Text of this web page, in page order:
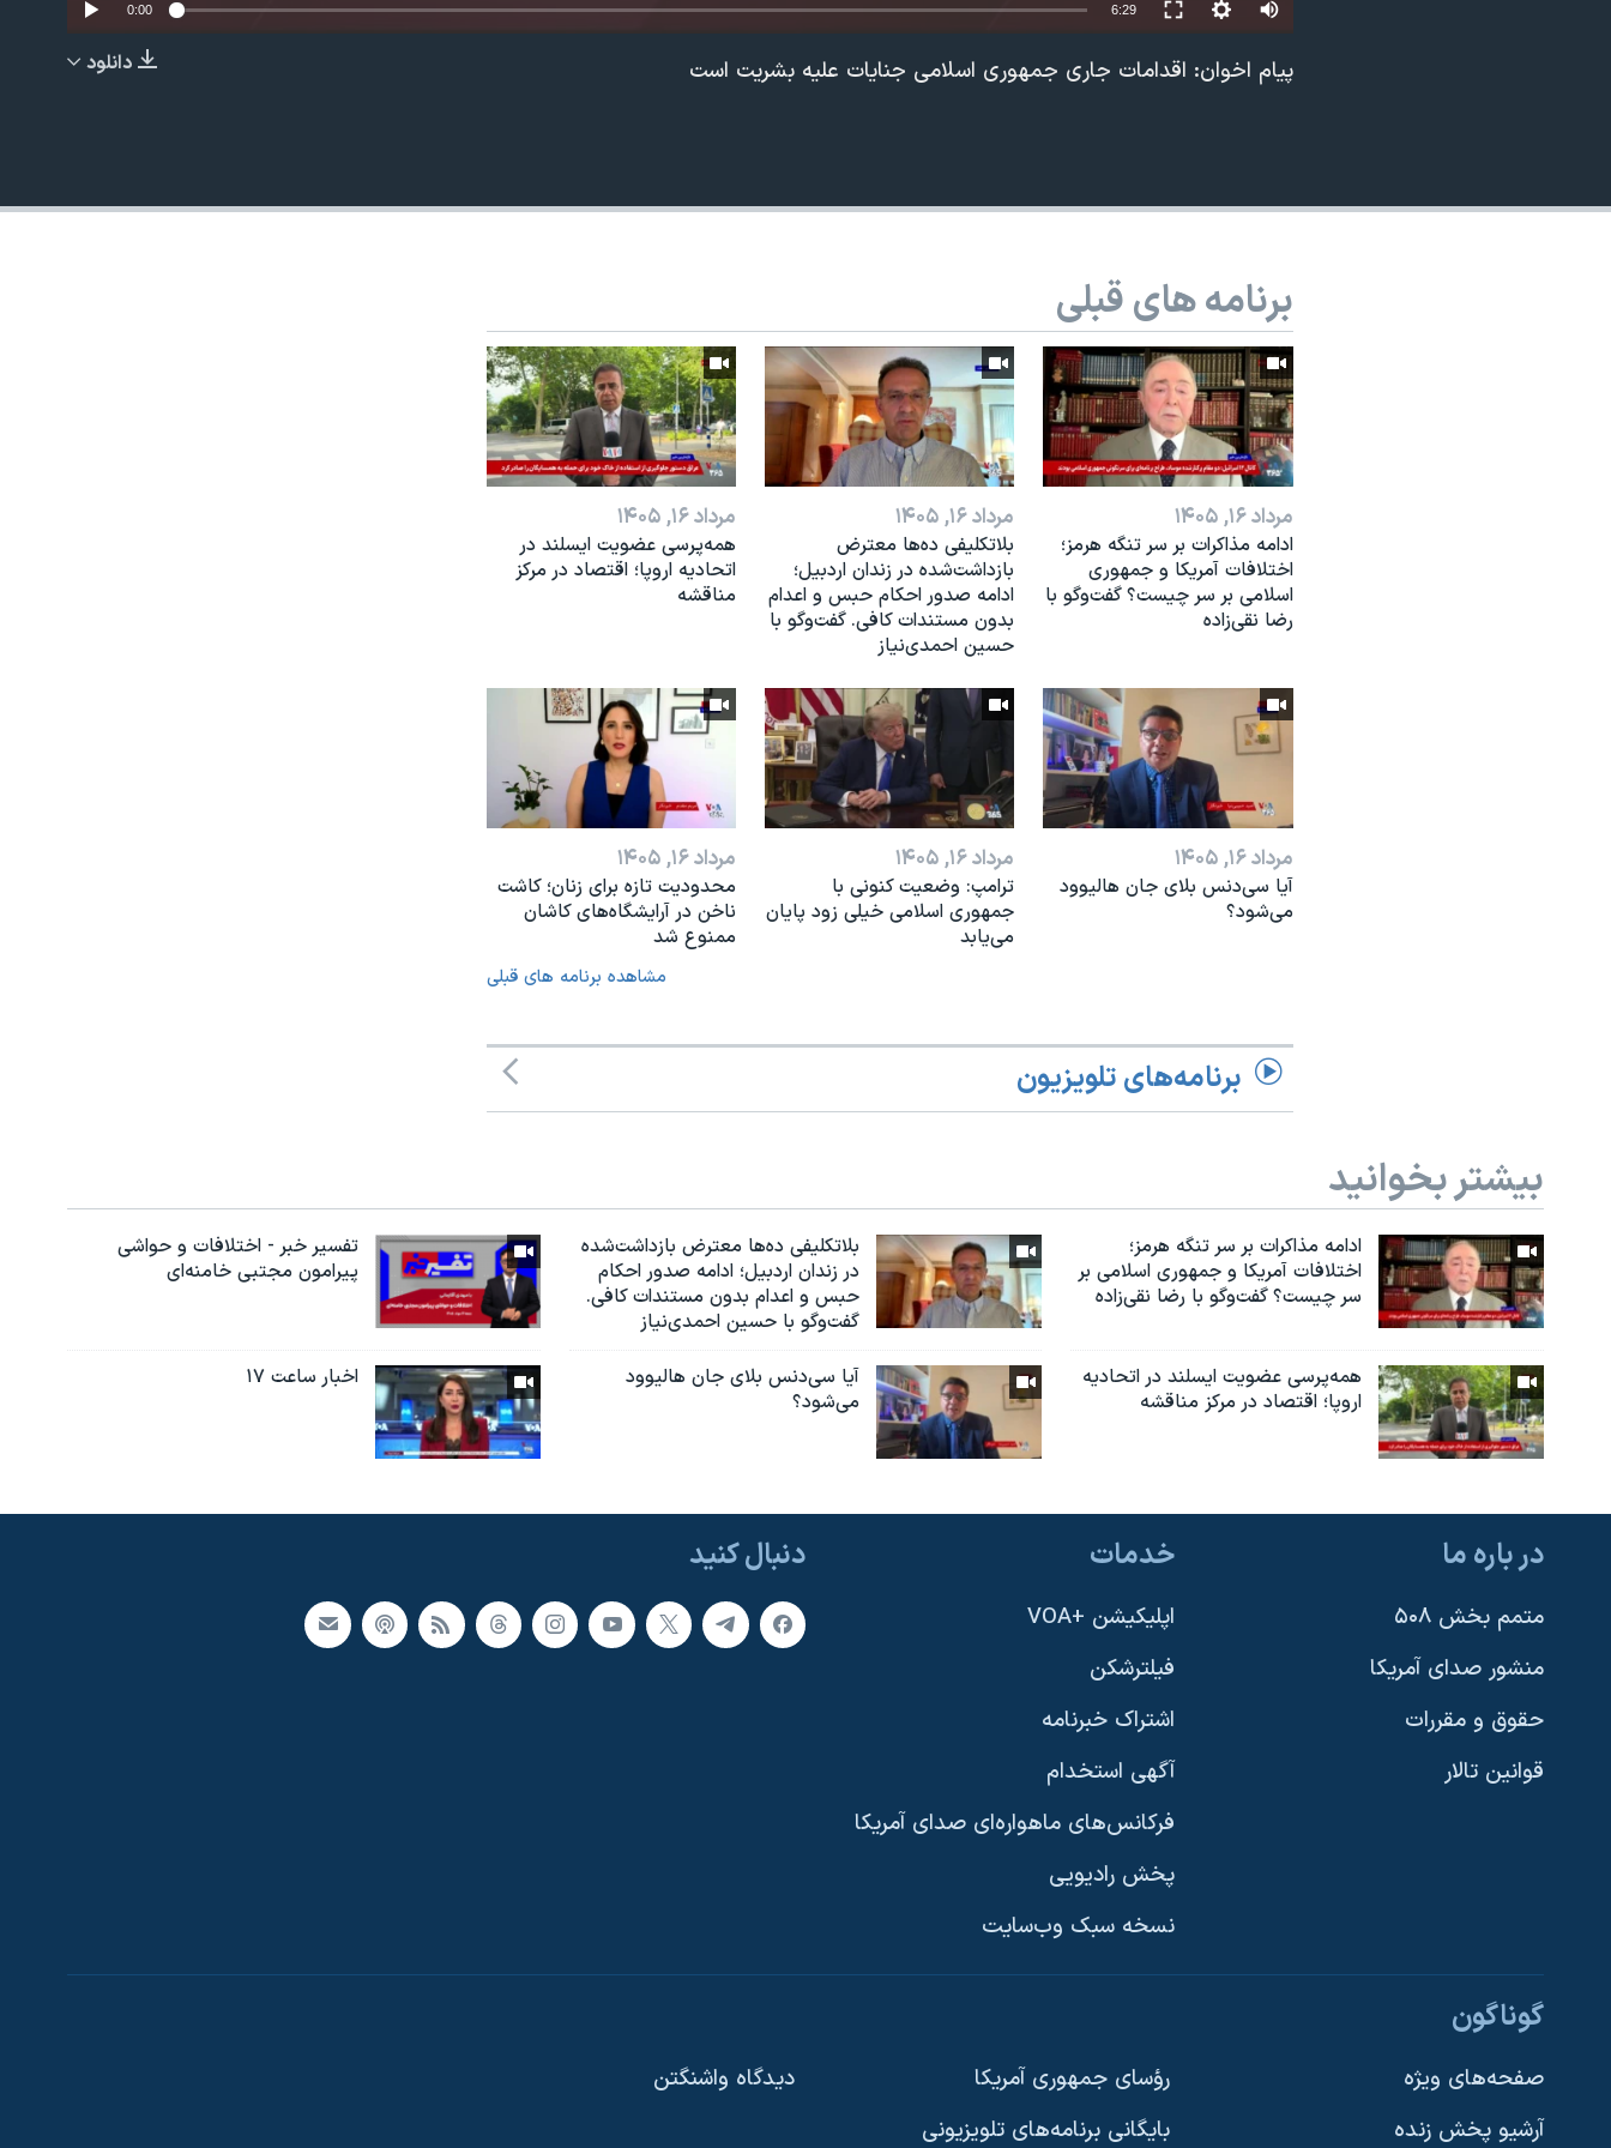
دنبال کنید
EMBED
Auto
240p
360p
720p
1080p
0:00 6:29
دانلود پیام اخوان: اقدامات جاری جمهوری اسلامی جنایات علیه بشریت است
برنامه های قبلی
مرداد ۱۶, ۱۴۰۵
ادامه مذاکرات بر سر تنگه هرمز؛
اختلافات آمریکا و جمهوری
اسلامی بر سر چیست؟ گفت‌وگو با
رضا نقی‌زاده
مرداد ۱۶, ۱۴۰۵
بلاتکلیفی ده‌ها معترض
بازداشت‌شده در زندان اردبیل؛
ادامه صدور احکام حبس و اعدام
بدون مستندات کافی. گفت‌وگو با
حسین احمدی‌نیاز
مرداد ۱۶, ۱۴۰۵
همه‌پرسی عضویت ایسلند در
اتحادیه اروپا؛ اقتصاد در مرکز
مناقشه
مرداد ۱۶, ۱۴۰۵
آیا سی‌دنس بلای جان هالیوود
می‌شود؟
مرداد ۱۶, ۱۴۰۵
ترامپ: وضعیت کنونی با
جمهوری اسلامی خیلی زود پایان
می‌یابد
مرداد ۱۶, ۱۴۰۵
محدودیت تازه برای زنان؛ کاشت
ناخن در آرایشگاه‌های کاشان
ممنوع شد
مشاهده برنامه های قبلی
برنامه‌های تلویزیون
بیشتر بخوانید
ادامه مذاکرات بر سر تنگه هرمز؛
اختلافات آمریکا و جمهوری اسلامی بر
سر چیست؟ گفت‌وگو با رضا نقی‌زاده
بلاتکلیفی ده‌ها معترض بازداشت‌شده
در زندان اردبیل؛ ادامه صدور احکام
حبس و اعدام بدون مستندات کافی.
گفت‌وگو با حسین احمدی‌نیاز
تفسیر خبر - اختلافات و حواشی
پیرامون مجتبی خامنه‌ای
همه‌پرسی عضویت ایسلند در اتحادیه
اروپا؛ اقتصاد در مرکز مناقشه
آیا سی‌دنس بلای جان هالیوود
می‌شود؟
اخبار ساعت ۱۷
دنبال کنید در باره ما
متمم بخش ۵۰۸
منشور صدای آمریکا
حقوق و مقررات
قوانین تالار
خدمات
اپلیکیشن +VOA
فیلترشکن
اشتراک خبرنامه
آگهی استخدام
فرکانس‌های ماهواره‌ای صدای آمریکا
پخش رادیویی
نسخه سبک وب‌سایت
گوناگون
صفحه‌های ویژه
آرشیو پخش زنده
رؤسای جمهوری آمریکا
بایگانی برنامه‌های تلویزیونی
دیدگاه‌ واشنگتن